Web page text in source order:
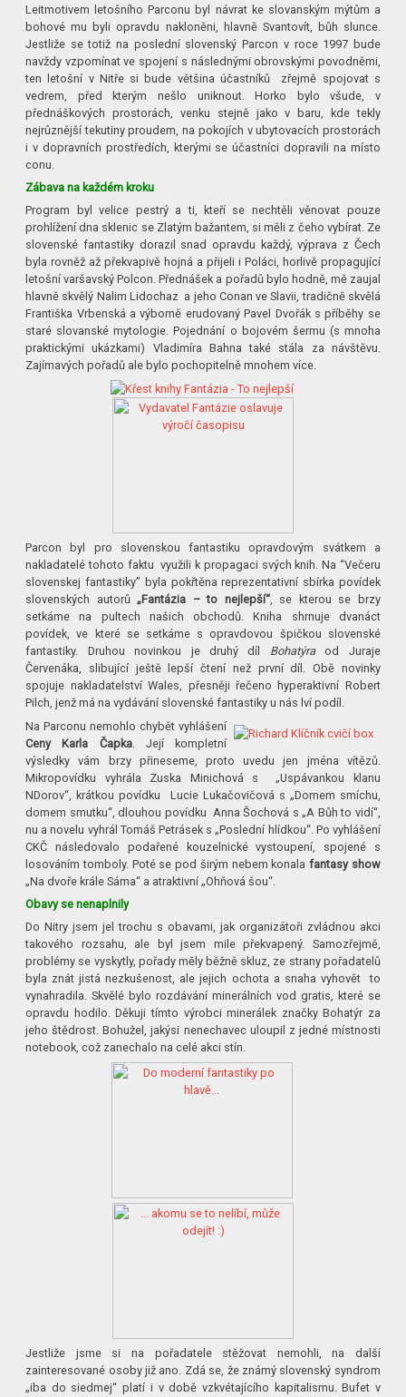
Leitmotivem letošního Parconu byl návrat ke slovanským mýtům a
bohové mu byli opravdu nakloněni, hlavně Svantovít, bůh slunce.
Jestliže se totiž na poslední slovenský Parcon v roce 1997 bude
navždy vzpomínat ve spojení s následnými obrovskými povodněmi,
ten letošní v Nitře si bude většina účastníků zřejmě spojovat s
vedrem, před kterým nešlo uniknout. Horko bylo všude, v
přednáškových prostorách, venku stejně jako v baru, kde tekly
nejrůznější tekutiny proudem, na pokojích v ubytovacích prostorách
i v dopravních prostředích, kterými se účastníci dopravili na místo
conu.
Zábava na každém kroku
Program byl velice pestrý a ti, kteří se nechtěli věnovat pouze
prohlížení dna sklenic se Zlatým bažantem, si měli z čeho vybírat. Ze
slovenské fantastiky dorazil snad opravdu každý, výprava z Čech
byla rovněž až překvapivě hojná a přijeli i Poláci, horlivě propagující
letošní varšavský Polcon. Přednášek a pořadů bylo hodně, mě zaujal
hlavně skvělý Nalim Lidochaz a jeho Conan ve Slavii, tradičně skvělá
Františka Vrbenská a výborně erudovaný Pavel Dvořák s příběhy se
staré slovanské mytologie. Pojednání o bojovém šermu (s mnoha
praktickými ukázkami) Vladimíra Bahna také stála za návštěvu.
Zajímavých pořadů ale bylo pochopitelně mnohem více.
Parcon byl pro slovenskou fantastiku opravdovým svátkem a
nakladatelé tohoto faktu využili k propagaci svých knih. Na “Večeru
slovenskej fantastiky” byla pokřtěna reprezentativní sbírka povídek
slovenských autorů„Fantázia – to nejlepší“, se kterou se brzy
setkáme na pultech našich obchodů. Kniha shrnuje dvanáct
povídek, ve které se setkáme s opravdovou špičkou slovenské
fantastiky. Druhou novinkou je druhý díl Bohatýraod Juraje
Červenáka, slibující ještě lepší čtení než první díl. Obě novinky
spojuje nakladatelství Wales, přesněji řečeno hyperaktivní Robert
Pilch, jenž má na vydávání slovenské fantastiky u nás lví podíl.
Na Parconu nemohlo chybět vyhlášení
Ceny Karla Čapka. Její kompletní
výsledky vám brzy přineseme, proto uvedu jen jména vítězů.
Mikropovídku vyhrála Zuska Minichová s „Uspávankou klanu
NDorov“, krátkou povídku Lucie Lukačovičová s „Domem smíchu,
domem smutku“, dlouhou povídku Anna Šochová s „A Bůh to vidí“,
nu a novelu vyhrál Tomáš Petrásek s „Poslední hlídkou“. Po vyhlášení
CKČ následovalo podařené kouzelnické vystoupení, spojené s
losováním tomboly. Poté se pod širým nebem konalafantasy show
„Na dvoře krále Sáma“ a atraktivní „Ohňová šou“.
Obavy se nenaplnily
Do Nitry jsem jel trochu s obavami, jak organizátoři zvládnou akci
takového rozsahu, ale byl jsem mile překvapený. Samozřejmě,
problémy se vyskytly, pořady měly běžně skluz, ze strany pořadatelů
byla znát jistá nezkušenost, ale jejich ochota a snaha vyhovět to
vynahradila. Skvělé bylo rozdávání minerálních vod gratis, které se
opravdu hodilo. Děkuji tímto výrobci minerálek značky Bohatýr za
jeho štědrost. Bohužel, jakýsi nenechavec uloupil z jedné místnosti
notebook, což zanechalo na celé akci stín.
Jestliže jsme si na pořadatele stěžovat nemohli, na další
zainteresované osoby již ano. Zdá se, že známý slovenský syndrom
„iba do siedmej“ platí i v době vzkvétajícího kapitalismu. Bufet v